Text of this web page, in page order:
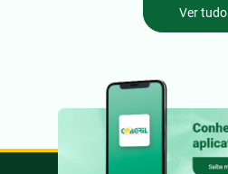
Ver tudo